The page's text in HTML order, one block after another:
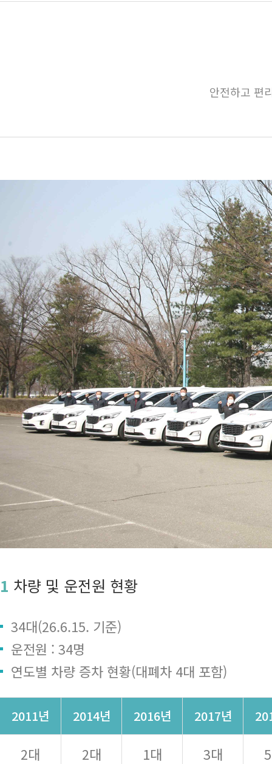
안전하고 편
1 차량 및 운전원 현황
34대(26.6.15. 기준)
운전원 : 34명
연도별 차량 증차 현황(대폐차 4대 포함)
2011년 2014년 2016년 2017년
2대 2대 1대 3대